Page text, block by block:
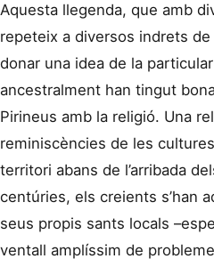
Aquesta llegenda, que amb
repeteix a diversos indrets
donar una idea de la
ancestralment han tingut
Pirineus amb la religió. Una
reminiscències de les
territori abans de l’arribada
centúries, els creients s’han
seus propis sants locals
ventall amplíssim de